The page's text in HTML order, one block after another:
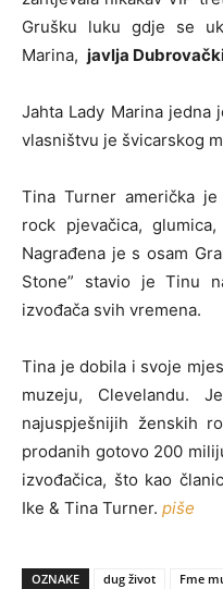
Grušku luku gdje se
Marina, javlja
Jahta Lady Marina jedna
vlasništvu je švicarskog
Tina Turner američka
rock pjevačica,
Nagrađena je s osam
Stone” stavio je Tinu
izvođača svih vremena.
Tina je dobila i svoje
muzeju, Clevelandu.
najuspješnijih ženskih
prodanih gotovo 200
izvođačica, što kao
Ike & Tina Turner. piše
OZNAKE dug život Fme